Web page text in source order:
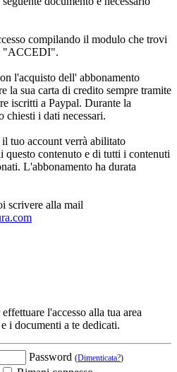
compilando il modulo che trovi
"ACCEDI".
l'acquisto dell' abbonamento
la sua carta di credito sempre tramite
iscritti a Paypal. Durante la
chiesti i dati necessari.
tuo account verrà abilitato
questo contenuto e di tutti i contenuti
L'abbonamento ha durata
scrivere alla mail
l'accesso alla tua area
i documenti a te dedicati.
Password (Dimenticata?)